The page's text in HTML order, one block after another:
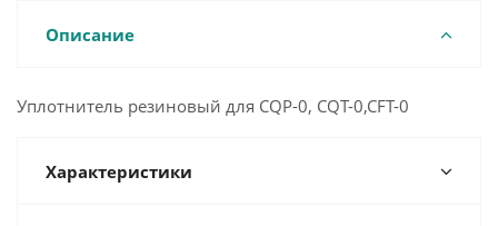
Описание
Уплотнитель резиновый для CQP-0, CQT-0,CFT-0
Характеристики